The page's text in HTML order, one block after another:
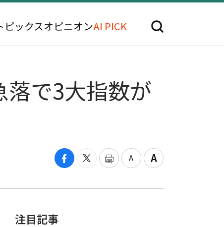
ピックスオピニオンAI PICK
で3大指数が
注目記事